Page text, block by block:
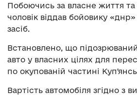
Побоючись за власне життя
чоловік віддав бойовику
засіб.
Встановлено, що
авто у власних цілях для
по окупованій частині
Вартість автомобіля згідно з